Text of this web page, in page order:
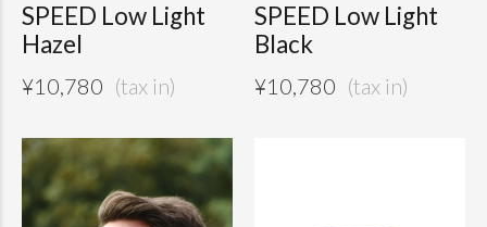
SPEED Low Light
Hazel
¥10,780
SPEED Low Light
Black
¥10,780